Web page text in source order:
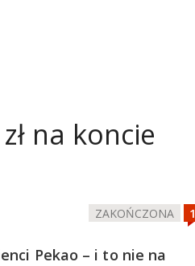
na koncie
ZAKOŃCZONA
Pekao – i to nie na